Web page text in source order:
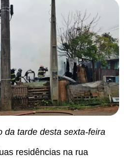
da tarde desta sexta-feira
residências na rua